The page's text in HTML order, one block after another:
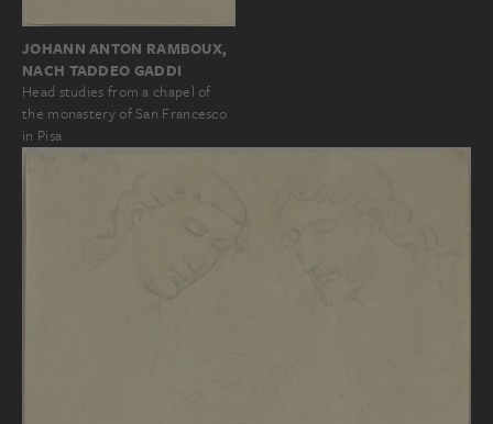
JOHANN ANTON RAMBOUX,
NACH TADDEO GADDI
Head studies from a chapel of
the monastery of San Francesco
in Pisa